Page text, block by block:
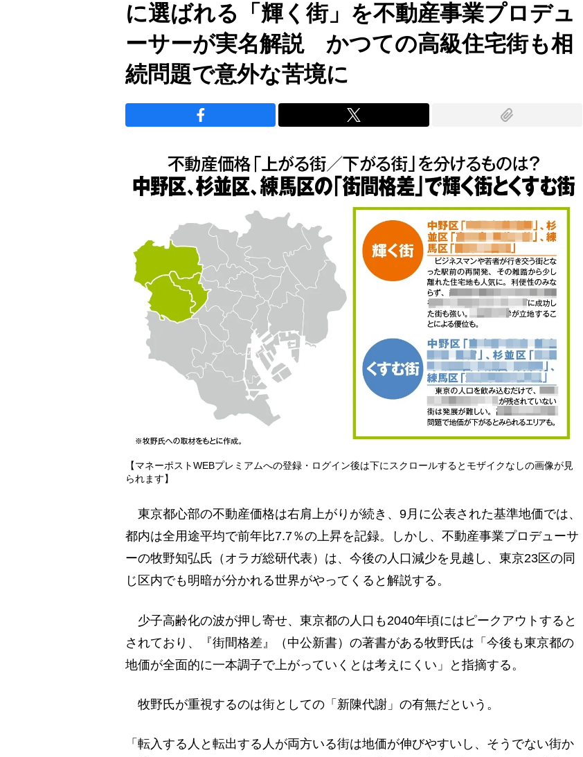
に選ばれる「輝く街」を不動産事業プロデュ
ーサーが実名解説 かつての高級住宅街も相
続問題で意外な苦境に
【マネーポストWEBプレミアムへの登録・ログイン後は下にスクロールするとモザイクなしの画像が見
られます】
東京都心部の不動産価格は右肩上がりが続き、9月に公表された基準地価では、
都内は全用途平均で前年比7.7％の上昇を記録。しかし、不動産事業プロデューサ
ーの牧野知弘氏（オラガ総研代表）は、今後の人口減少を見越し、東京23区の同
じ区内でも明暗が分かれる世界がやってくると解説する。
少子高齢化の波が押し寄せ、東京都の人口も2040年頃にはピークアウトすると
されており、『街間格差』（中公新書）の著書がある牧野氏は「今後も東京都の
地価が全面的に一本調子で上がっていくとは考えにくい」と指摘する。
牧野氏が重視するのは街としての「新陳代謝」の有無だという。
「転入する人と転出する人が両方いる街は地価が伸びやすいし、そうでない街か